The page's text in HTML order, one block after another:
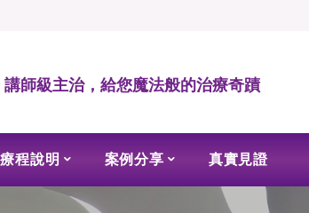
講師級主治，給您魔法般的治療奇蹟
療程說明 案例分享 真實見證